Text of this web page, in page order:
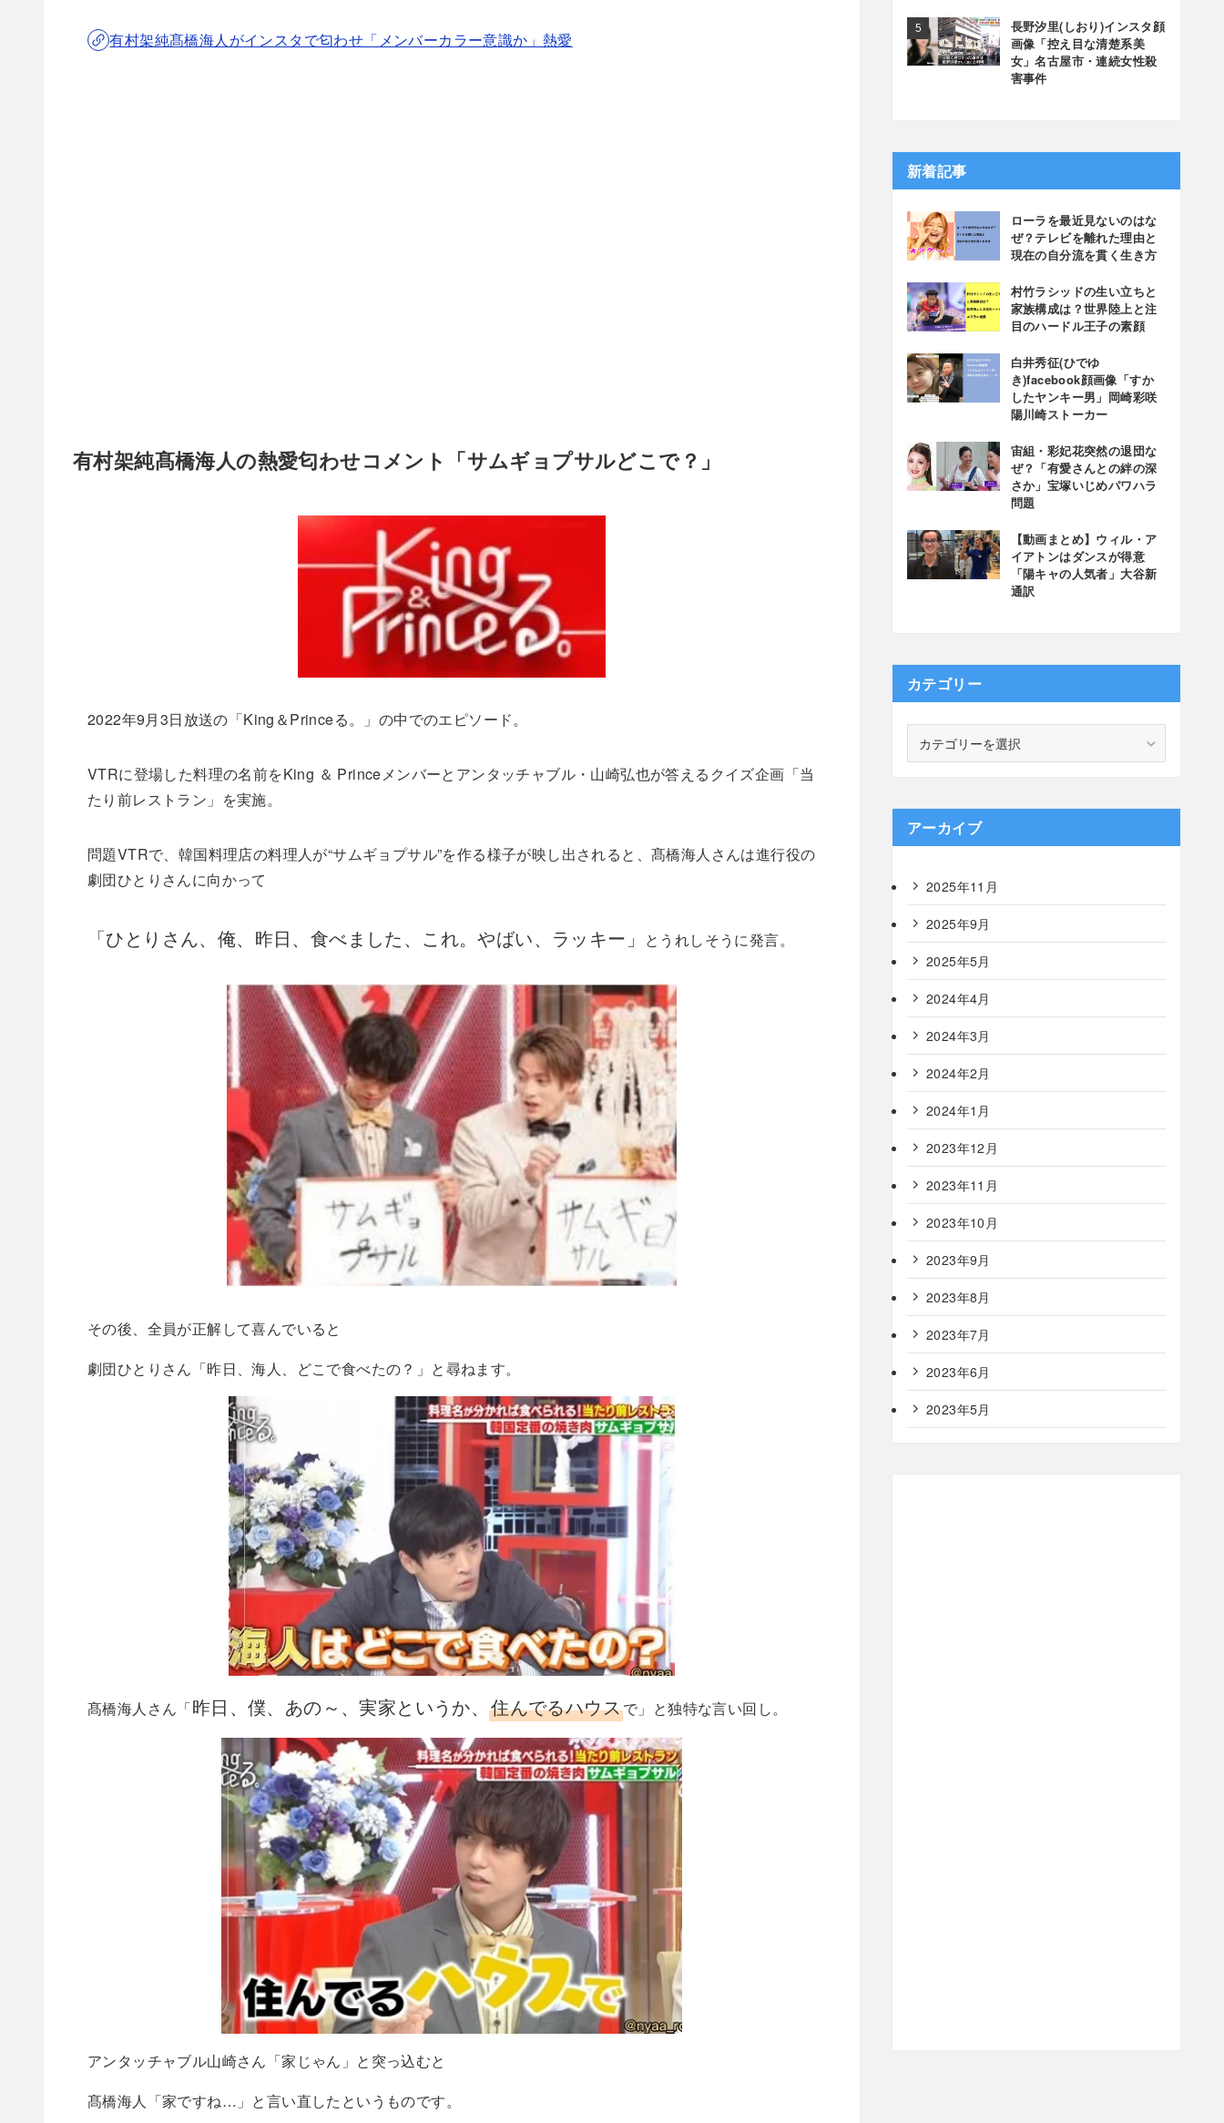
有村架純髙橋海人がインスタで匂わせ「メンバーカラー意識か」熱愛
有村架純髙橋海人の熱愛匂わせコメント「サムギョプサルどこで？」
2022年9月3日放送の「King＆Princeる。」の中でのエピソード。
VTRに登場した料理の名前をKing ＆ Princeメンバーとアンタッチャブル・山崎弘也が答えるクイズ企画「当
たり前レストラン」を実施。
問題VTRで、韓国料理店の料理人が“サムギョプサル”を作る様子が映し出されると、髙橋海人さんは進行役の
劇団ひとりさんに向かって
「ひとりさん、俺、昨日、食べました、これ。やばい、ラッキー」 とうれしそうに発言。
その後、全員が正解して喜んでいると
劇団ひとりさん「昨日、海人、どこで食べたの？」と尋ねます。
髙橋海人さん「昨日、僕、あの～、実家というか、住んでるハウスで」と独特な言い回し。
アンタッチャブル山崎さん「家じゃん」と突っ込むと
髙橋海人「家ですね…」と言い直したというものです。
長野汐里(しおり)インスタ顔
画像「控え目な清楚系美
女」名古屋市・連続女性殺
害事件
新着記事
ローラを最近見ないのはな
ぜ？テレビを離れた理由と
現在の自分流を貫く生き方
村竹ラシッドの生い立ちと
家族構成は？世界陸上と注
目のハードル王子の素顔
白井秀征(ひでゆ
き)facebook顔画像「すか
したヤンキー男」岡崎彩咲
陽川崎ストーカー
宙組・彩妃花突然の退団な
ぜ？「有愛さんとの絆の深
さか」宝塚いじめパワハラ
問題
【動画まとめ】ウィル・ア
イアトンはダンスが得意
「陽キャの人気者」大谷新
通訳
カテゴリー
ー
アーカイブ
2025年11月
2025年9月
2025年5月
2024年4月
2024年3月
2024年2月
2024年1月
2023年12月
2023年11月
2023年10月
2023年9月
2023年8月
2023年7月
2023年6月
2023年5月